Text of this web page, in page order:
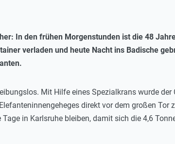
In den frühen Morgenstunden ist die 48
verladen und heute Nacht ins Badische
Mit Hilfe eines Spezialkrans wurde
direkt vor dem großen Tor
in Karlsruhe bleiben, damit sich die 4,6